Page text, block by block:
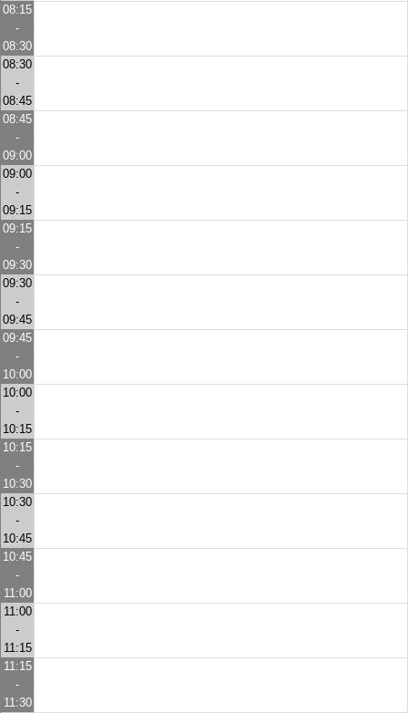
08:15
-
08:30
08:30
-
08:45
08:45
-
09:00
09:00
-
09:15
09:15
-
09:30
09:30
-
09:45
09:45
-
10:00
10:00
-
10:15
10:15
-
10:30
10:30
-
10:45
10:45
-
11:00
11:00
-
11:15
11:15
-
11:30